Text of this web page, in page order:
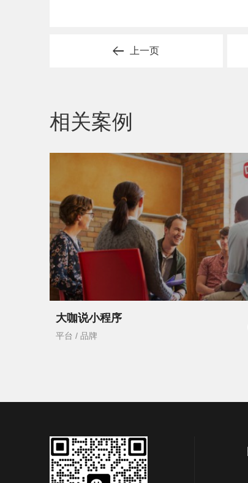
上一页
相关案例
大咖说小程序
平台 / 品牌